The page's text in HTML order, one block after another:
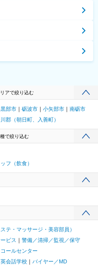
アで絞り込む
黒部市 砺波市 小矢部市
南砺市
郡（朝日町、入善町）
で絞り込む
フ（飲食）
テ・マッサージ・美容部員）
ビス
警備／清掃／監視／保守
ールセンター
会話学校
バイヤー／MD